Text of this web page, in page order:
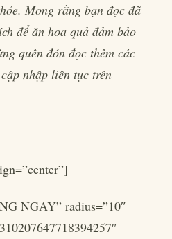
Mong rằng bạn đọc đã
để ăn hoa quả đảm bảo
quên đón đọc thêm các
nhập liên tục trên
NGAY” radius=”10″